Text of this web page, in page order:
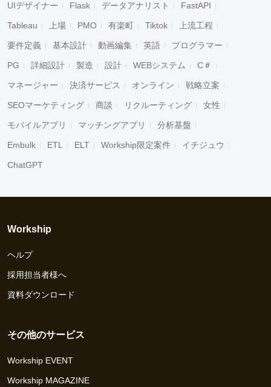
UIデザイナー Flask データアナリスト FastAPI
Tableau 上場 PMO 有楽町 Tiktok 上流工程
要件定義 基本設計 動画編集 英語 プログラマー
PG 詳細設計 製造 設計 WEBシステム C＃
マネージャー 決済サービス オンライン 戦略立案
SEOマーケティング 商談 リクルーティング 女性
モバイルアプリ マッチングアプリ 分析基盤
Embulk ETL ELT Workship限定案件 イチジュウ
ChatGPT
Workship
ヘルプ
採用担当者様へ
資料ダウンロード
その他のサービス
Workship EVENT
Workship MAGAZINE